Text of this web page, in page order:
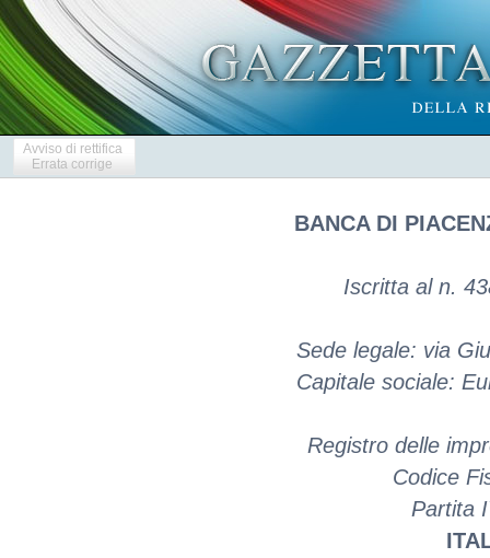
Avviso di rettifica
Errata corrige
BANCA DI
Iscritta al n.
Sede legale: via
Capitale sociale:
Registro delle
Codice
Partita